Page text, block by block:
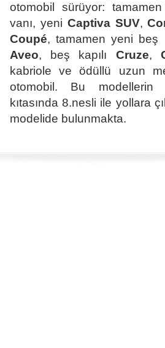
otomobil sürüyor:
vanı, yeni Captiva SUV,
Coupé, tamamen yeni beş
Aveo, beş kapılı Cruze,
kabriole ve ödüllü uzun
otomobil. Bu modellerin
kıtasında 8.nesli ile yollara
modelide bulunmakta.